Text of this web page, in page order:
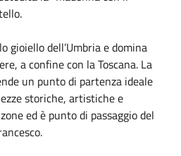
gioiello dell’Umbria e domina
a confine con la Toscana. La
un punto di partenza ideale
storiche, artistiche e
ed è punto di passaggio del